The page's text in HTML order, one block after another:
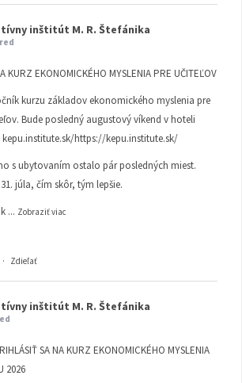
inštitút M. R. Štefánika
KURZ EKONOMICKÉHO MYSLENIA PRE UČITEĽOV
kurzu základov ekonomického myslenia pre
Bude posledný augustový víkend v hoteli
kepu.institute.sk/https://kepu.institute.sk/
s ubytovaním ostalo pár posledných miest.
júla, čím skôr, tým lepšie.
... Zobraziť viac
· Zdieľať
inštitút M. R. Štefánika
SA NA KURZ EKONOMICKÉHO MYSLENIA
2026